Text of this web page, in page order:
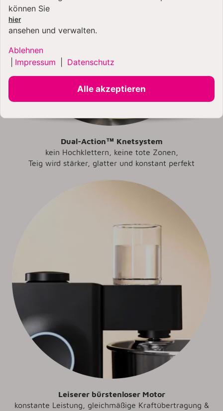
Dual-Action™ Knetsystem
kein Hochklettern, keine tote Zonen,
Teig wird stärker, glatter und konstant perfekt
Leiserer bürstenloser Motor
konstante Leistung, gleichmäßige Kraftübertragung &
können Sie
hier
ansehen und verwalten.
Ablehnen
Impressum Datenschutz
Alle akzeptieren